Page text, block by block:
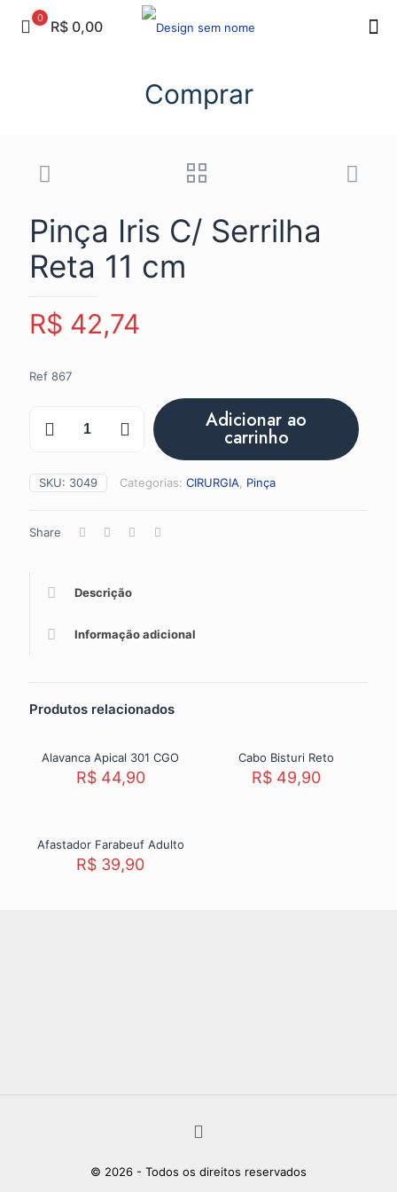
0 R$ 0,00
Comprar
Pinça Iris C/ Serrilha
Reta 11 cm
R$ 42,74
Ref 867
Reta
quantidade
Adicionar ao
carrinho
SKU: 3049 Categorias: CIRURGIA Pinça
Share
Descrição
Informação adicional
Produtos relacionados
Alavanca Apical 301 CGO
R$44,90
Cabo Bisturi Reto
R$ 49,90
Afastador Farabeuf Adulto
R$ 39,90
© 2026 - Todos os direitos reservados